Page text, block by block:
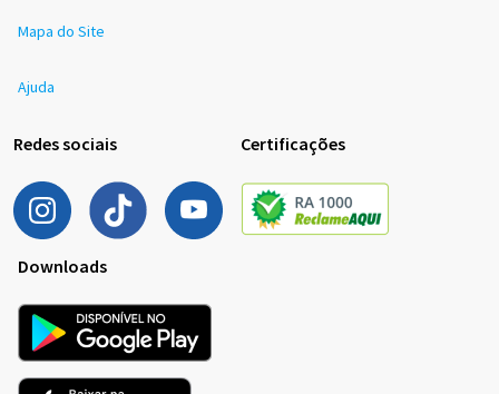
Mapa do Site
Ajuda
Redes sociais Certificações
Downloads